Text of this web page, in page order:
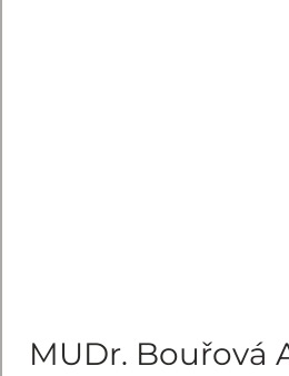
MUDr. Bouřová